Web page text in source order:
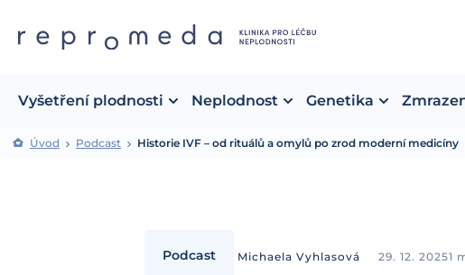
Vyšetření plodnosti Neplodnost Genetika
Úvod Podcast Historie IVF – od rituálů a omylů po zrod moderní medicíny
Podcast Michaela Vyhlasová 29. 12. 20251